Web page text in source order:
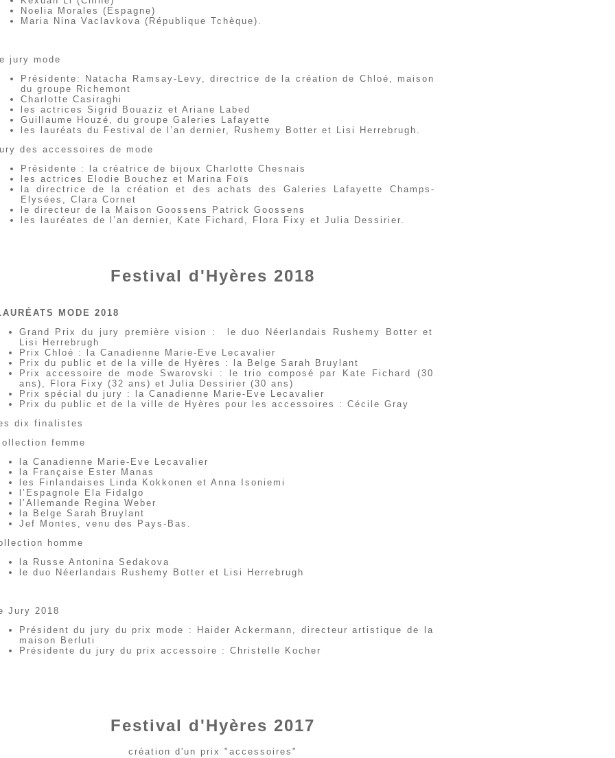
Noelia Morales (Espagne)
Maria Nina Vaclavkova (République Tchèque).
jury mode
Présidente: Natacha Ramsay-Levy, directrice de la création de Chloé, maison
du groupe Richemont
Charlotte Casiraghi
les actrices Sigrid Bouaziz et Ariane Labed
Guillaume Houzé, du groupe Galeries Lafayette
les lauréats du Festival de l’an dernier, Rushemy Botter et Lisi Herrebrugh.
des accessoires de mode
Présidente : la créatrice de bijoux Charlotte Chesnais
les actrices Elodie Bouchez et Marina Foïs
la directrice de la création et des achats des Galeries Lafayette Champs-
Elysées, Clara Cornet
le directeur de la Maison Goossens Patrick Goossens
les lauréates de l’an dernier, Kate Fichard, Flora Fixy et Julia Dessirier.
Festival d'Hyères 2018
MODE 2018
Grand Prix du jury première vision : le duo Néerlandais Rushemy Botter et
Lisi Herrebrugh
Prix Chloé : la Canadienne Marie-Eve Lecavalier
Prix du public et de la ville de Hyères : la Belge Sarah Bruylant
Prix accessoire de mode Swarovski : le trio composé par Kate Fichard (30
ans), Flora Fixy (32 ans) et Julia Dessirier (30 ans)
Prix spécial du jury : la Canadienne Marie-Eve Lecavalier
Prix du public et de la ville de Hyères pour les accessoires : Cécile Gray
dix finalistes
femme
la Canadienne Marie-Eve Lecavalier
la Française Ester Manas
les Finlandaises Linda Kokkonen et Anna Isoniemi
l’Espagnole Ela Fidalgo
l’Allemande Regina Weber
la Belge Sarah Bruylant
Jef Montes, venu des Pays-Bas.
homme
la Russe Antonina Sedakova
le duo Néerlandais Rushemy Botter et Lisi Herrebrugh
Jury 2018
Président du jury du prix mode : Haider Ackermann, directeur artistique de la
maison Berluti
Présidente du jury du prix accessoire : Christelle Kocher
Festival d'Hyères 2017
création d'un prix "accessoires"